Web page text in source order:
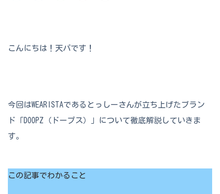
こんにちは！天パです！
今回はWEARISTAであるとっしーさんが立ち上げたブラン
ド「DOOPZ（ドープス）」について徹底解説していきま
す。
この記事でわかること